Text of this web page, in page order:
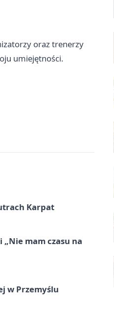
oraz trenerzy
umiejętności.
Karpat
mam czasu na
w Przemyślu